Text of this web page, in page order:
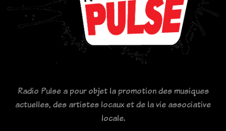
Radio Pulse a pour objet la promotion des musiques
actuelles, des artistes locaux et de la vie associative
locale.